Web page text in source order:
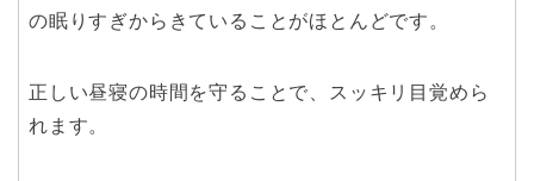
の眠りすぎからきていることがほとんどです。
正しい昼寝の時間を守ることで、スッキリ目覚めら
れます。